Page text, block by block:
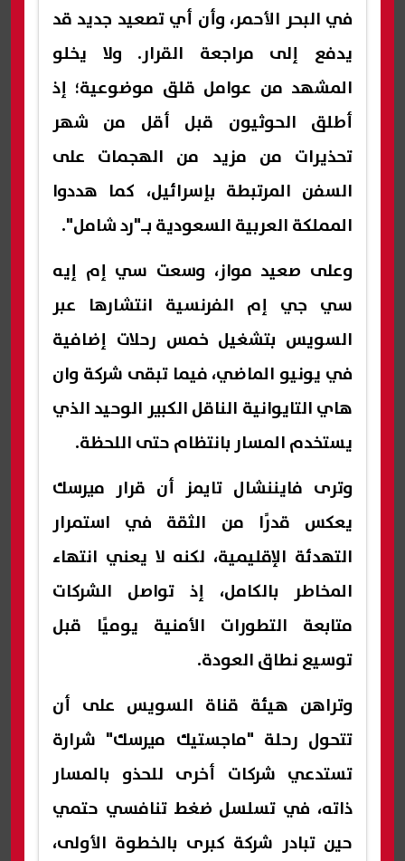
في البحر الأحمر، وأن أي تصعيد جديد قد
يدفع إلى مراجعة القرار. ولا يخلو
المشهد من عوامل قلق موضوعية؛ إذ
أطلق الحوثيون قبل أقل من شهر
تحذيرات من مزيد من الهجمات على
السفن المرتبطة بإسرائيل، كما هددوا
المملكة العربية السعودية بـ"رد شامل".
وعلى صعيد مواز، وسعت سي إم إيه
سي جي إم الفرنسية انتشارها عبر
السويس بتشغيل خمس رحلات إضافية
في يونيو الماضي، فيما تبقى شركة وان
هاي التايوانية الناقل الكبير الوحيد الذي
يستخدم المسار بانتظام حتى اللحظة.
وترى فايننشال تايمز أن قرار ميرسك
يعكس قدرًا من الثقة في استمرار
التهدئة الإقليمية، لكنه لا يعني انتهاء
المخاطر بالكامل، إذ تواصل الشركات
متابعة التطورات الأمنية يوميًا قبل
توسيع نطاق العودة.
وتراهن هيئة قناة السويس على أن
تتحول رحلة "ماجستيك ميرسك" شرارة
تستدعي شركات أخرى للحذو بالمسار
ذاته، في تسلسل ضغط تنافسي حتمي
حين تبادر شركة كبرى بالخطوة الأولى،